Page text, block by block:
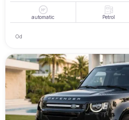
automatic Petrol
Od